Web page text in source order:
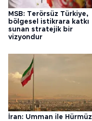
MSB: Terörsüz Türkiye,
bölgesel istikrara katkı
sunan stratejik bir
vizyondur
İran: Umman ile Hürmüz